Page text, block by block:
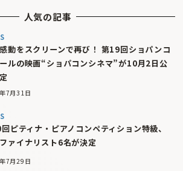
人気の記事
動をスクリーンで再び！ 第19回ショパンコ
ルの映画“ショパコンシネマ”が10月2日公
7月31日
ピティナ・ピアノコンペティション特級、
ァイナリスト6名が決定
7月29日